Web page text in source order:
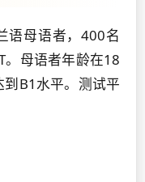
语母语者，400名
。母语者年龄在18
B1水平。测试平